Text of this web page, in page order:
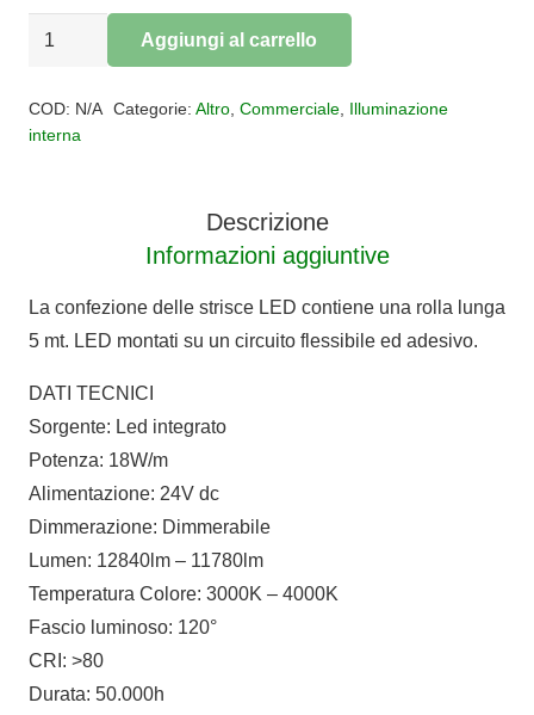
Strip
Watt
IP66
quantità
Aggiungi al carrello
COD: N/A Categorie: Altro, Commerciale, Illuminazione
interna
Descrizione
Informazioni aggiuntive
La confezione delle strisce LED contiene una rolla lunga
5 mt. LED montati su un circuito flessibile ed adesivo.
DATI TECNICI
Sorgente: Led integrato
Potenza: 18W/m
Alimentazione: 24V dc
Dimmerazione: Dimmerabile
Lumen: 12840lm – 11780lm
Temperatura Colore: 3000K – 4000K
Fascio luminoso: 120°
CRI: >80
Durata: 50.000h